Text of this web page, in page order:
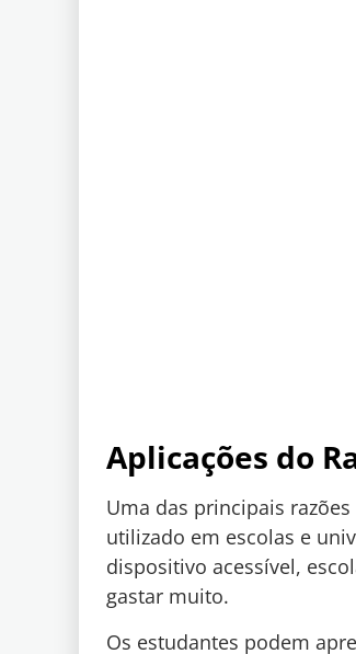
Aplicações do
Uma das principais
utilizado em escolas e
dispositivo acessível,
gastar muito.
Os estudantes podem